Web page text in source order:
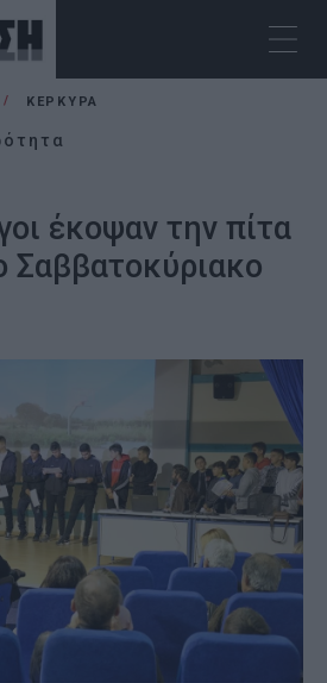
ΚΕΡΚΥΡΑ
έκοψαν την πίτα
Σαββατοκύριακο